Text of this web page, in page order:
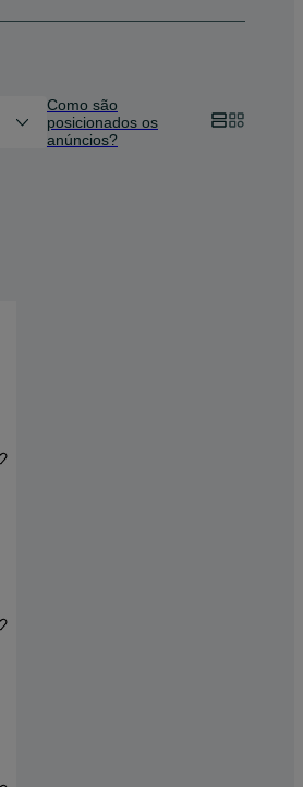
Como são
posicionados os
anúncios?